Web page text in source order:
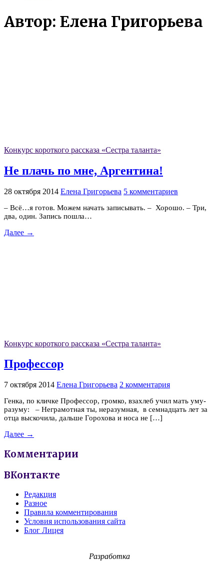
Автор: Елена Григорьева
Конкурс короткого рассказа «Сестра таланта»
Не плачь по мне, Аргентина!
28 октября 2014 Елена Григорьева 5 комментариев
– Всё…я готов. Можем начать записывать. – Хорошо. – Три,
два, один. Запись пошла…
Далее →
Конкурс короткого рассказа «Сестра таланта»
Профессор
7 октября 2014 Елена Григорьева 2 комментария
Генка, по кличке Профессор, громко, взахлеб учил мать уму-
разуму: – Неграмотная ты, неразумная, в семнадцать лет за
отца выскочила, дальше Горохова и носа не […]
Далее →
Комментарии
ВКонтакте
Редакция
Разное
Правила комментирования
Условия использования сайта
Блог Лицея
Разработка